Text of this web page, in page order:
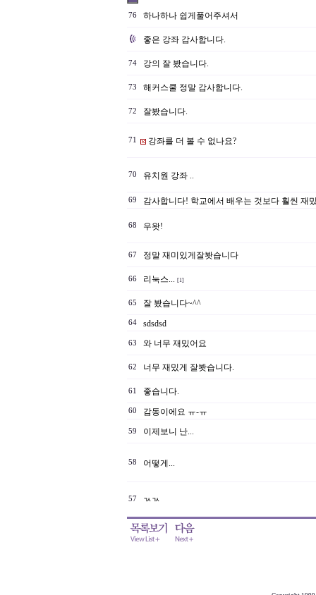
76 하나하나 쉽게풀어주셔서
좋은 강좌 감사합니다.
74 강의 잘 봤습니다.
73 해커스쿨 정말 감사합니다.
72 잘봤습니다.
71 강좌를 더 볼 수 없나요?
70 유치원 강좌 ..
69 감사합니다! 학교에서 배우는 것보다 훨씬 재
68 우왓!
67 정말 재미있게잘봣습니다
66 리눅스... [1]
65 잘 봤습니다~^^
64 sdsdsd
63 와 너무 재밌어요
62 너무 재밌게 잘봣습니다.
61 좋습니다.
60 감동이에요 ㅠ-ㅠ
59 이제보니 난...
58 어떻게...
57 ㄳㄳ